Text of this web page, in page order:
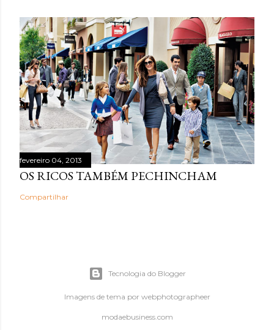
fevereiro 04, 2013
OS RICOS TAMBÉM PECHINCHAM
Compartilhar
Tecnologia do Blogger
Imagens de tema por webphotographeer
modaebusiness.com